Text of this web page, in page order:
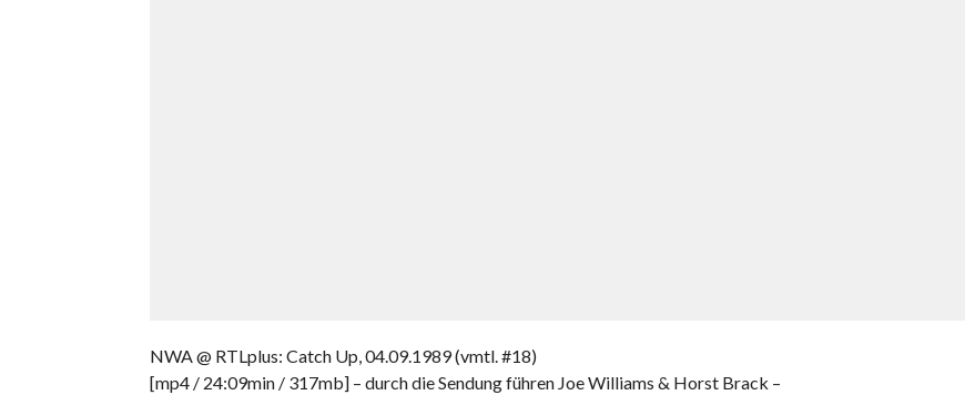
NWA @ RTLplus: Catch Up, 04.09.1989 (vmtl. #18)
[mp4 / 24:09min / 317mb] – durch die Sendung führen Joe Williams & Horst Brack –